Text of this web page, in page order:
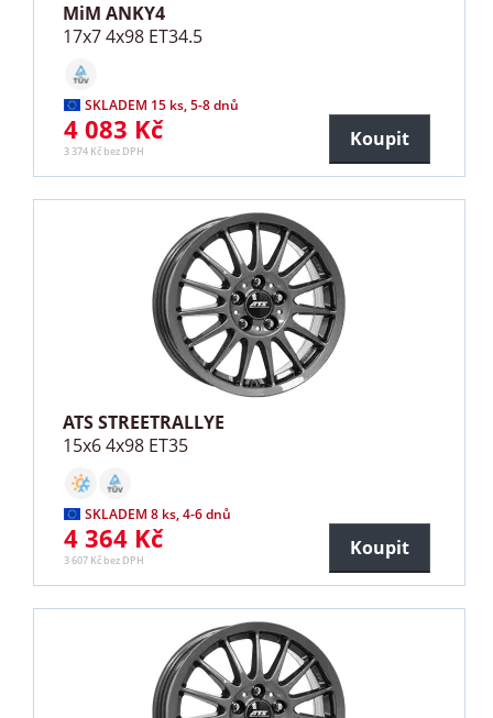
MiM ANKY4
17x7 4x98 ET34.5
SKLADEM 15 ks, 5-8 dnů
4 083 Kč
3 374 Kč bez DPH
Koupit
ATS STREETRALLYE
15x6 4x98 ET35
SKLADEM 8 ks, 4-6 dnů
4 364 Kč
3 607 Kč bez DPH
Koupit